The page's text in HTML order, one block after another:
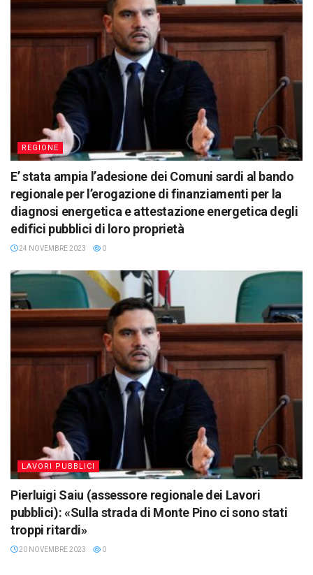
REGIONE
E’ stata ampia l’adesione dei Comuni sardi al bando
regionale per l’erogazione di finanziamenti per la
diagnosi energetica e attestazione energetica degli
edifici pubblici di loro proprietà
24 NOVEMBRE 2023 0
LAVORI PUBBLICI
Pierluigi Saiu (assessore regionale dei Lavori
pubblici): «Sulla strada di Monte Pino ci sono stati
troppi ritardi»
20 NOVEMBRE 2023 0